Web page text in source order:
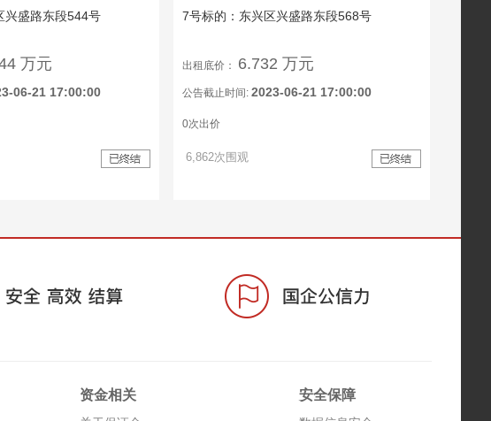
兴盛路东段544号
万元
06-21 17:00:00
7号标的：东兴区兴盛路东段568号
出租底价： 6.732 万元
公告截止时间: 2023-06-21 17:00:00
0次出价
6,862次围观
资金相关 安全保障